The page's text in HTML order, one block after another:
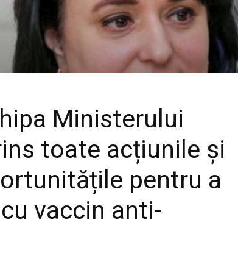
Ministerului
toate acțiunile și
pentru a
vaccin anti-